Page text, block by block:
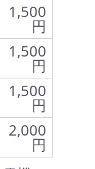
1,500
円
1,500
円
1,500
円
2,000
円